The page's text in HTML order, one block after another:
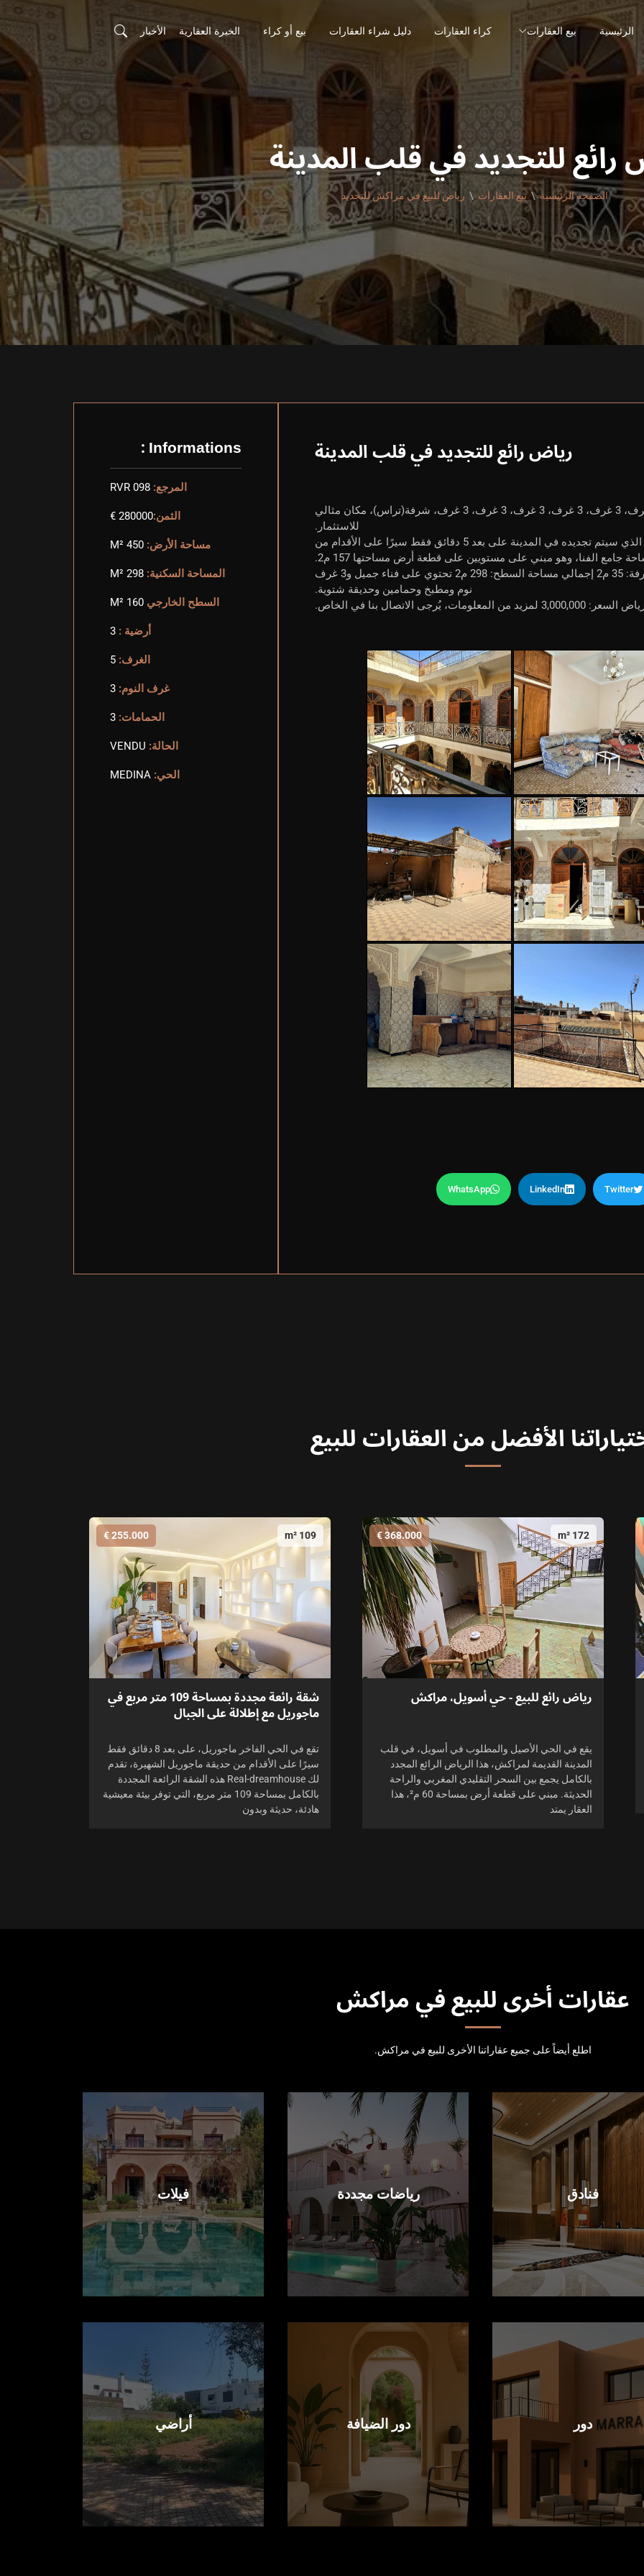
الرئيسية بيع العقارات كراء العقارات دليل شراء العقارات بيع أو كراء الخبرة العقارية الأخبار
للتجديد في قلب المدينة
الصفحة الرئيسية بيع العقارات رياض للبيع في مراكش للتجديد
رياض رائع للتجديد في قلب المدينة
رياض رائع للتجديد، مراكش، 147 م2، 3 غرف، 3 غرف، 3 غرف، 3 غرف، 3 غرف، 3 غرف، شرفة(تراس)، مكان مثالي
للاستثمار.
يعرض ريال دريم هاوس للبيع هذا الرياض الجميل الذي سيتم تجديده في المدينة على بعد 5 دقائق فقط سيرًا على الأقدام من
جامع الفنا، وهو مبني على مستويين على قطعة أرض مساحتها 157 م2.
الطابق الأرضي: 147 م2 الطابق: 141 م2 الشرفة: 35 م2 إجمالي مساحة السطح: 298 م2 تحتوي على فناء جميل و3 غرف
نوم ومطبخ وحمامين وحديقة شتوية.
يُرجى الاتصال بنا في الخاص.
Twitter
LinkedIn
WhatsApp
Informations :
المرجع: RVR 098
الثمن:280000 €
مساحة الأرض: 450 M²
المساحة السكنية: 298 M²
السطح الخارجي 160 M²
أرضية : 3
الغرف: 5
غرف النوم: 3
الحمامات: 3
الحالة: VENDU
الحي: MEDINA
الأفضل من العقارات للبيع
172 m²
368.000 €
رياض رائع للبيع - حي أسويل، مراكش
يقع في الحي الأصيل والمطلوب في أسويل، في قلب
المدينة القديمة لمراكش، هذا الرياض الرائع المجدد
بالكامل يجمع بين السحر التقليدي المغربي والراحة
الحديثة. مبني على قطعة أرض بمساحة 60 م²، هذا
العقار يمتد
109 m²
255.000 €
شقة رائعة مجددة بمساحة 109 متر مربع في
ماجوريل مع إطلالة على الجبال
تقع في الحي الفاخر ماجوريل، على بعد 8 دقائق فقط
سيرًا على الأقدام من حديقة ماجوريل الشهيرة، تقدم
لك Real-dreamhouse هذه الشقة الرائعة المجددة
بالكامل بمساحة 109 متر مربع، التي توفر بيئة معيشية
هادئة، حديثة وبدون
عقارات أخرى للبيع في مراكش
اطلع أيضاً على جميع عقاراتنا الأخرى للبيع في مراكش.
فنادق رياضات مجددة فيلات
دور دور الضيافة أراضي